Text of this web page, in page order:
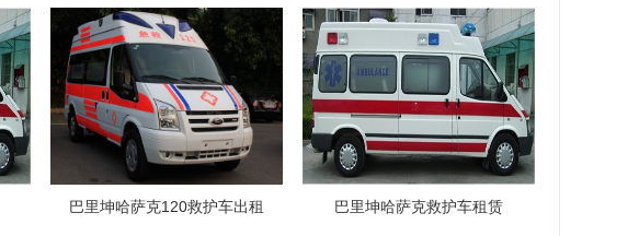
巴里坤哈萨克120救护车出租 巴里坤哈萨克救护车租赁